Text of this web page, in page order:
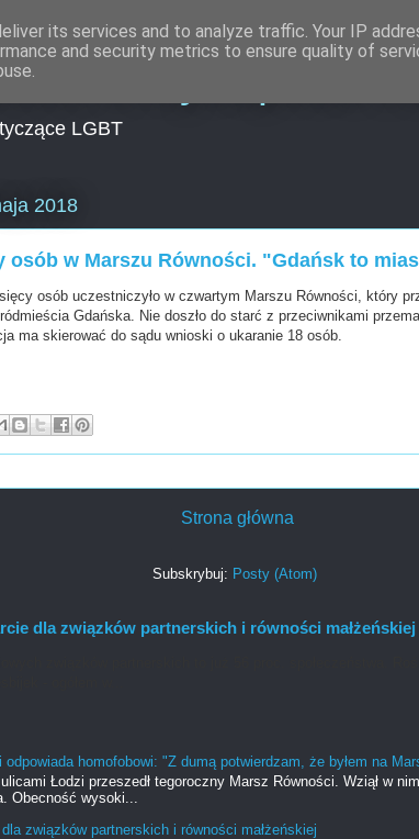
Encyklopedia
LGBT
2018
osób w Marszu Równości. "Gdańsk to
osób uczestniczyło w czwartym Marszu Równości, który
Gdańska. Nie doszło do starć z przeciwnikami
ma skierować do sądu wnioski o ukaranie 18 osób.
Strona główna
Subskrybuj: Posty (Atom)
dla związków partnerskich i równości małżeńskiej
homofobowi: "Z dumą potwierdzam, że byłem na
Łodzi przeszedł tegoroczny Marsz Równości. Wziął w
Obecność wysoki...
związków partnerskich i równości małżeńskiej
its services and to analyze traffic. Your IP
and security metrics to ensure quality of